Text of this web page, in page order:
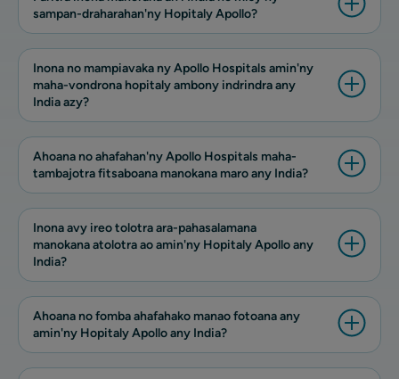
sampan-draharahan'ny Hopitaly Apollo?
Inona no mampiavaka ny Apollo Hospitals amin'ny
maha-vondrona hopitaly ambony indrindra any
India azy?
Ahoana no ahafahan'ny Apollo Hospitals maha-
tambajotra fitsaboana manokana maro any India?
Inona avy ireo tolotra ara-pahasalamana
manokana atolotra ao amin'ny Hopitaly Apollo any
India?
Ahoana no fomba ahafahako manao fotoana any
amin'ny Hopitaly Apollo any India?